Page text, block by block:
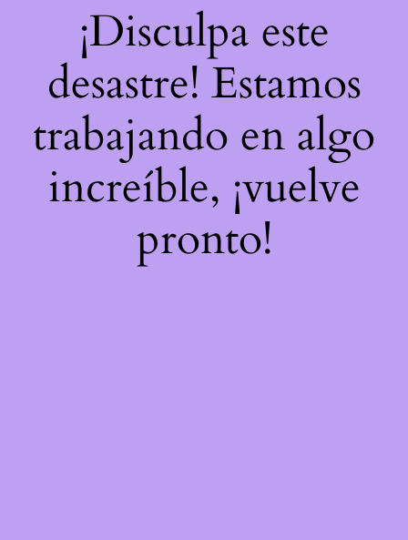
¡Disculpa este
desastre! Estamos
trabajando en algo
increíble, ¡vuelve
pronto!